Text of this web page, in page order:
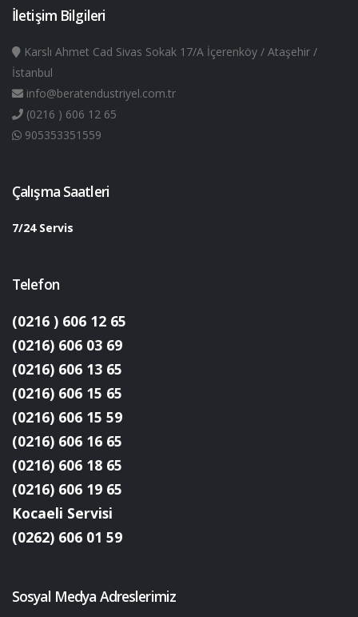
İletişim Bilgileri
Karslı Ahmet Cad Sivas Sokak 17/A İçerenköy / Ataşehir /
İstanbul
info@beratendustriyel.com.tr
(0216 ) 606 12 65
905353351559
Çalışma Saatleri
7/24 Servis
Telefon
(0216 ) 606 12 65
(0216) 606 03 69
(0216) 606 13 65
(0216) 606 15 65
(0216) 606 15 59
(0216) 606 16 65
(0216) 606 18 65
(0216) 606 19 65
Kocaeli Servisi
(0262) 606 01 59
Sosyal Medya Adreslerimiz